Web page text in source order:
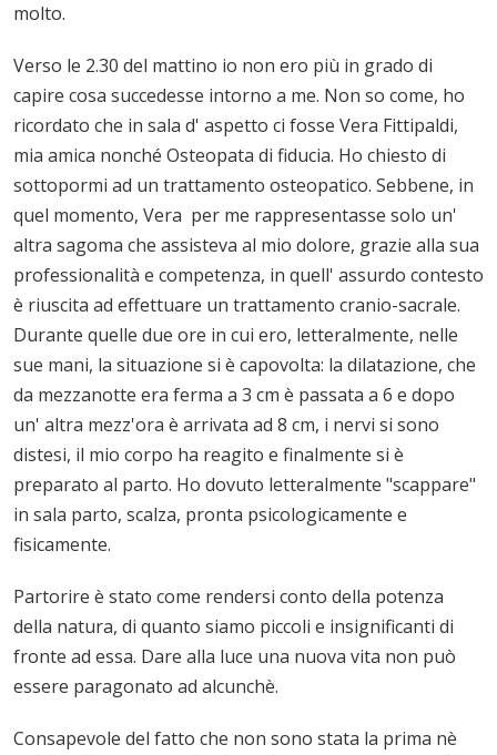
molto.
Verso le 2.30 del mattino io non ero più in grado di
capire cosa succedesse intorno a me. Non so come, ho
ricordato che in sala d' aspetto ci fosse Vera Fittipaldi,
mia amica nonché Osteopata di fiducia. Ho chiesto di
sottopormi ad un trattamento osteopatico. Sebbene, in
quel momento, Vera per me rappresentasse solo un'
altra sagoma che assisteva al mio dolore, grazie alla sua
professionalità e competenza, in quell' assurdo contesto
è riuscita ad effettuare un trattamento cranio-sacrale.
Durante quelle due ore in cui ero, letteralmente, nelle
sue mani, la situazione si è capovolta: la dilatazione, che
da mezzanotte era ferma a 3 cm è passata a 6 e dopo
un' altra mezz'ora è arrivata ad 8 cm, i nervi si sono
distesi, il mio corpo ha reagito e finalmente si è
preparato al parto. Ho dovuto letteralmente "scappare"
in sala parto, scalza, pronta psicologicamente e
fisicamente.
Partorire è stato come rendersi conto della potenza
della natura, di quanto siamo piccoli e insignificanti di
fronte ad essa. Dare alla luce una nuova vita non può
essere paragonato ad alcunchè.
Consapevole del fatto che non sono stata la prima nè